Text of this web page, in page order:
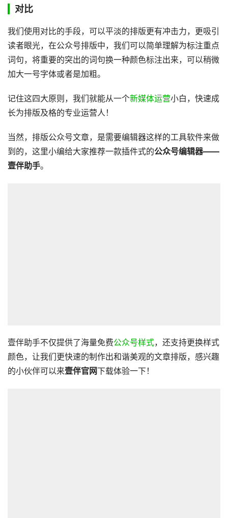
对比
我们使用对比的手段，可以平淡的排版更有冲击力，更吸引
读者眼光，在公众号排版中，我们可以简单理解为标注重点
词句，将重要的突出的词句换一种颜色标注出来，可以稍微
加大一号字体或者是加粗。
记住这四大原则，我们就能从一个新媒体运营小白，快速成
长为排版及格的专业运营人！
当然，排版公众号文章，是需要编辑器这样的工具软件来做
到的，这里小编给大家推荐一款插件式的公众号编辑器——
壹伴助手。
壹伴助手不仅提供了海量免费公众号样式，还支持更换样式
颜色，让我们更快速的制作出和谐美观的文章排版，感兴趣
的小伙伴可以来壹伴官网下载体验一下！